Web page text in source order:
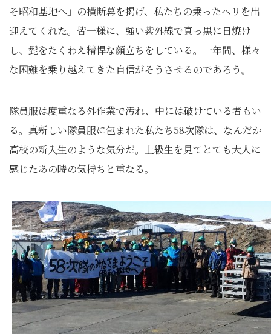
そ昭和基地へ」の横断幕を掲げ、私たちの乗ったヘリを出
迎えてくれた。皆一様に、強い紫外線で真っ黒に日焼け
し、髭をたくわえ精悍な顔立ちをしている。一年間、様々
な困難を乗り越えてきた自信がそうさせるのであろう。
隊員服は度重なる外作業で汚れ、中には破けている者もい
る。真新しい隊員服に包まれた私たち58次隊は、なんだか
高校の新入生のような気分だ。上級生を見てとても大人に
感じたあの時の気持ちと重なる。